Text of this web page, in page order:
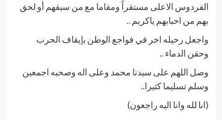
الفردوس الاعلى مستقراً ومقاما مع من سبقهم أو لحق
بهم من احبابهم ياكريم ..
واجعل رحيله اخر في فواجع الوطن بإيقاف الحرب
وحقن الدماء ..
وصل اللهم على سيدنا محمد وعلى اله وصحبه اجمعين
وسلم تسليما كثيرا..
(انا لله وانا اليه راجعون)